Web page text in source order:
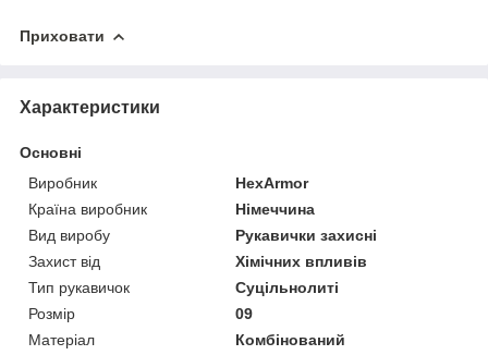
Приховати
Характеристики
Основні
Виробник
HexArmor
Країна виробник
Німеччина
Вид виробу
Рукавички захисні
Захист від
Хімічних впливів
Тип рукавичок
Суцільнолиті
Розмір
09
Матеріал
Комбінований